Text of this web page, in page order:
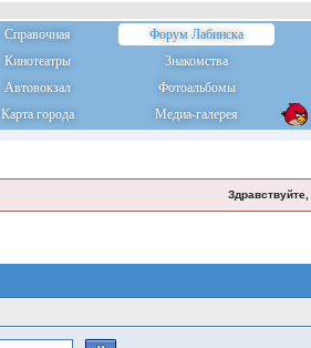
Справочная Форум Лабинска
Кинотеатры Знакомства
Автовокзал Фотоальбомы
Карта города Медиа-галерея
Здравствуйте,